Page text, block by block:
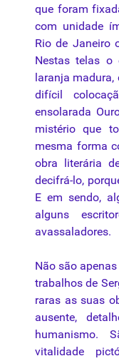
que foram
com unidade
Rio de Janeiro
Nestas telas o
laranja madura,
difícil
ensolarada
mistérioque
mesma forma
obra literária
decifrá-lo,
E em sendo,
alguns
avassaladores.
Não são
trabalhos de
raras as suas
ausente,
humanismo.
vitalidade